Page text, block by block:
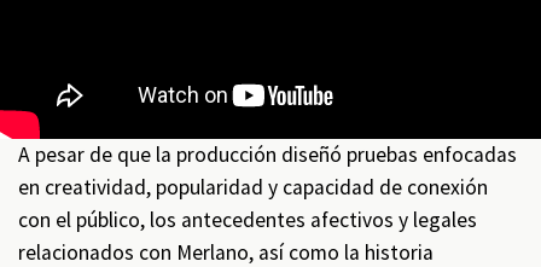
A pesar de que la producción diseñó pruebas enfocadas
en creatividad, popularidad y capacidad de conexión
con el público, los antecedentes afectivos y legales
relacionados con Merlano, así como la historia